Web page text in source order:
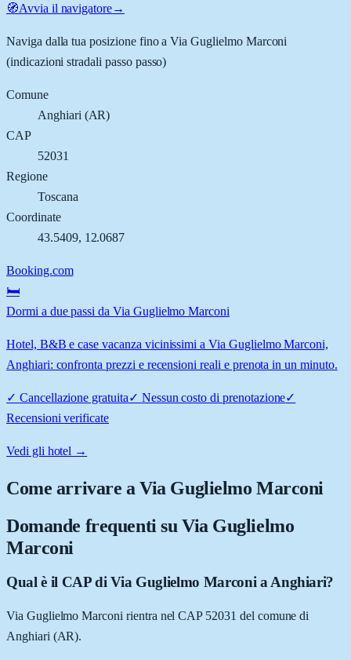
🧭Avvia il navigatore→
Naviga dalla tua posizione fino aVia Guglielmo Marconi
(indicazioni stradali passo passo)
Comune
Anghiari (AR)
CAP
52031
Regione
Toscana
Coordinate
43.5409, 12.0687
Booking.com
🛏️
Dormi a due passi da Via Guglielmo Marconi
Hotel, B&B e case vacanza vicinissimi a Via Guglielmo Marconi,
Anghiari: confronta prezzi e recensioni reali e prenota in un minuto.
✓ Cancellazione gratuita✓ Nessun costo di prenotazione✓
Recensioni verificate
Vedi gli hotel →
Come arrivare aVia Guglielmo Marconi
Domande frequenti su Via Guglielmo
Marconi
Qual è il CAP di Via Guglielmo Marconi a Anghiari?
Via Guglielmo Marconi rientra nel CAP 52031 del comune di
Anghiari (AR).